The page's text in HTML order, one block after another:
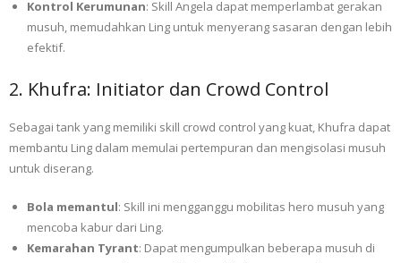
Kontrol Kerumunan: Skill Angela dapat memperlambat gerakan
musuh, memudahkan Ling untuk menyerang sasaran dengan lebih
efektif.
2. Khufra: Initiator dan Crowd Control
Sebagai tank yang memiliki skill crowd control yang kuat, Khufra dapat
membantu Ling dalam memulai pertempuran dan mengisolasi musuh
untuk diserang.
Bola memantul: Skill ini mengganggu mobilitas hero musuh yang
mencoba kabur dari Ling.
Kemarahan Tyrant: Dapat mengumpulkan beberapa musuh di